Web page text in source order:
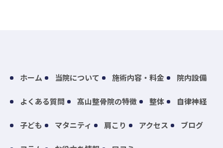
ホーム 当院について 施術内容・料金 院内設備
よくある質問 髙山整骨院の特徴 整体 自律神経
子ども マタニティ 肩こり アクセス ブログ